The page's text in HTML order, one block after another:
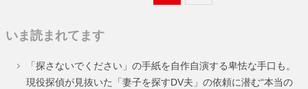
ー
ー
いま読まれてます
「探さないでください」の手紙を自作自演する卑怯な手口も。
現役探偵が見抜いた「妻子を探すDV夫」の依頼に潜む“本当の